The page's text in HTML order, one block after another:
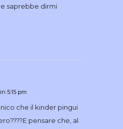
e saprebbe dirmi
5:15 pm
che il kinder pingui
pensare che, al